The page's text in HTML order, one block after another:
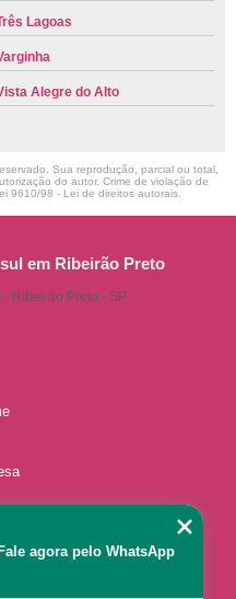
Lagoas
Alegre do Alto
Sua reprodução, parcial ou total,
do autor. Crime de violação de
9610/98 - Lei de direitos autorais
em Ribeirão Preto
- Ribeirão Preto - SP
agora pelo WhatsApp